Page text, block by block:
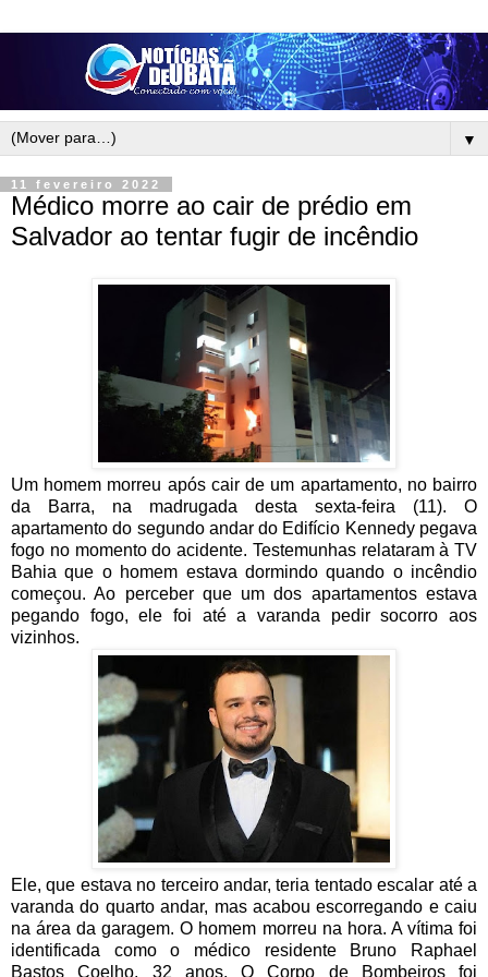
▼
11 fevereiro 2022
Médico morre ao cair de prédio em
Salvador ao tentar fugir de incêndio
Um homem morreu após cair de um apartamento, no bairro
da Barra, na madrugada desta sexta-feira (11). O
apartamento do segundo andar do Edifício Kennedy pegava
fogo no momento do acidente. Testemunhas relataram à TV
Bahia que o homem estava dormindo quando o incêndio
começou. Ao perceber que um dos apartamentos estava
pegando fogo, ele foi até a varanda pedir socorro aos
vizinhos.
Ele, que estava no terceiro andar, teria tentado escalar até a
varanda do quarto andar, mas acabou escorregando e caiu
na área da garagem. O homem morreu na hora. A vítima foi
identificada como o médico residente Bruno Raphael
Bastos Coelho, 32 anos. O Corpo de Bombeiros foi